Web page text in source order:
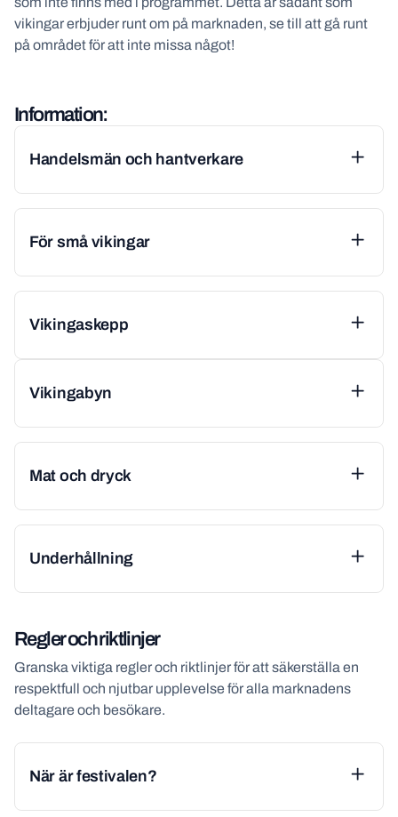
vikingar erbjuder runt om på marknaden, se till att gå runt
på området för att inte missa något!
Information:
Handelsmän och hantverkare
För små vikingar
Vikingaskepp
Vikingabyn
Mat och dryck
Underhållning
Regler och riktlinjer
Granska viktiga regler och riktlinjer för att säkerställa en
respektfull och njutbar upplevelse för alla marknadens
deltagare och besökare.
När är festivalen?